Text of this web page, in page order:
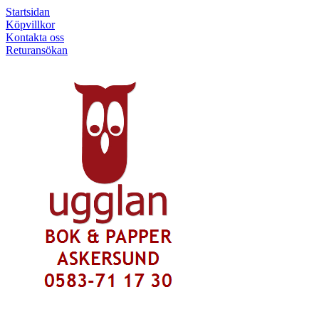
Startsidan
Köpvillkor
Kontakta oss
Returansökan